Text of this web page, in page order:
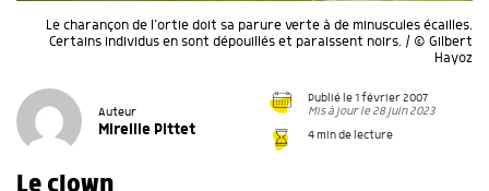
Le charançon de l’ortie doit sa parure verte à de minuscules écailles.
Certains individus en sont dépouillés et paraissent noirs. / © Gilbert
Hayoz
Auteur
Mireille Pittet
Publié le 1 février 2007
Mis à jour le 28 juin 2023
4 min de lecture
Le clown